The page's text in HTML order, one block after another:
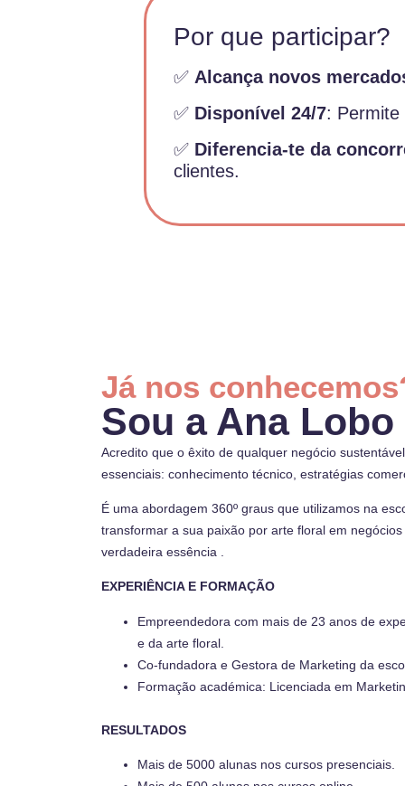
Por que participar?
✅ Alcança novos
✅ Disponível 24/7: Permite
✅ Diferencia-te da
clientes.
Já nos
Sou a Ana Lobo
Acredito que o êxito de qualquer negócio
essenciais: conhecimento técnico, estratégias
É uma abordagem 360º graus que utilizamos na
transformar a sua paixão por arte floral em
verdadeira essência .
EXPERIÊNCIA E FORMAÇÃO
Empreendedora com mais de 23 anos de
e da arte floral.
Co-fundadora e Gestora de Marketing da
Formação académica: Licenciada em
RESULTADOS
Mais de 5000 alunas nos cursos presenciais.